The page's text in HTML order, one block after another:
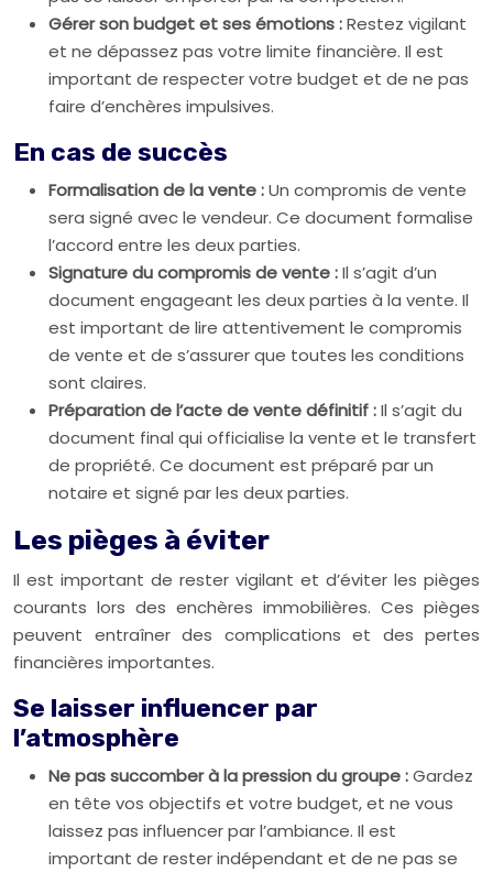
Gérer son budget et ses émotions :Restez vigilant
et ne dépassez pas votre limite financière. Il est
important de respecter votre budget et de ne pas
faire d’enchères impulsives.
En cas de succès
Formalisation de la vente :Un compromis de vente
sera signé avec le vendeur. Ce document formalise
l’accord entre les deux parties.
Signature du compromis de vente :Il s’agit d’un
document engageant les deux parties à la vente. Il
est important de lire attentivement le compromis
de vente et de s’assurer que toutes les conditions
sont claires.
Préparation de l’acte de vente définitif :Il s’agit du
document final qui officialise la vente et le transfert
de propriété. Ce document est préparé par un
notaire et signé par les deux parties.
Les pièges à éviter
Il est important de rester vigilant et d’éviter les pièges
courants lors des enchères immobilières. Ces pièges
peuvent entraîner des complications et des pertes
financières importantes.
Se laisser influencer par
l’atmosphère
Ne pas succomber à la pression du groupe :Gardez
en tête vos objectifs et votre budget, et ne vous
laissez pas influencer par l’ambiance. Il est
important de rester indépendant et de ne pas se